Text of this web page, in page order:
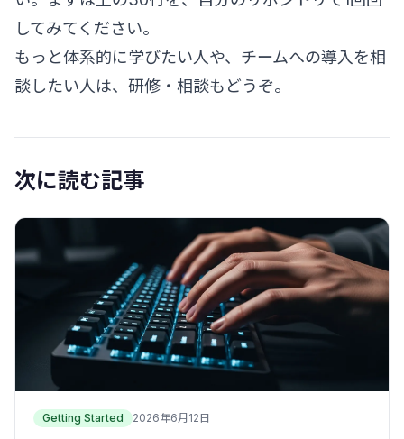
してみてください。
もっと体系的に学びたい人や、チームへの導入を相
談したい人は、 研修・相談もどうぞ。
次に読む記事
Getting Started 2026年6月12日